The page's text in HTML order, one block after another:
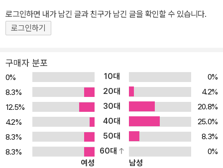
로그인하면 내가 남긴 글과 친구가 남긴 글을 확인할 수 있습니다.
로그인하기
구매자 분포
0% 10대
0%
8.3%
20대
4.2%
12.5%
30대
20.8%
4.2%
40대
25.0%
8.3%
50대
8.3%
8.3%
60대
0%
여성
남성